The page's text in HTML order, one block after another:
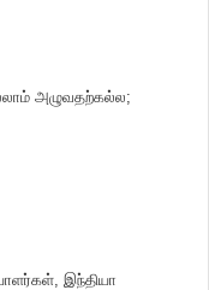
அழுவதற்கல்ல;
இந்தியா